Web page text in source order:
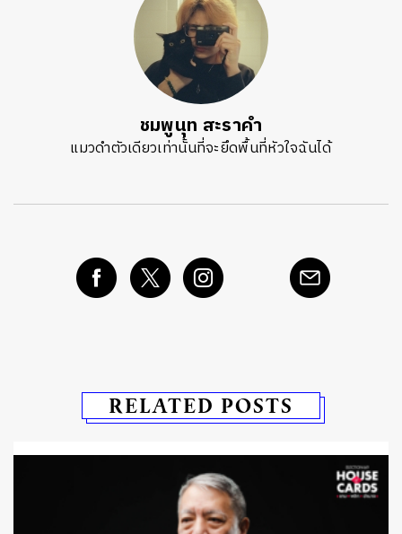
ชมพูนุท สะราคำ
แมวดำตัวเดียวเท่านั้นที่จะยึดพื้นที่หัวใจฉันได้
RELATED POSTS